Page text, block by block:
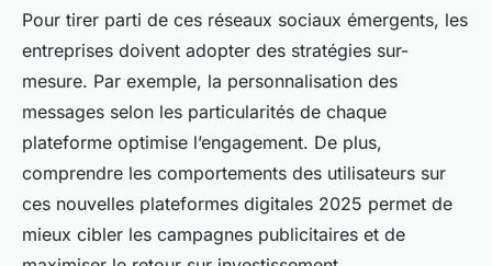
Pour tirer parti de ces réseaux sociaux émergents, les
entreprises doivent adopter des stratégies sur-
mesure. Par exemple, la personnalisation des
messages selon les particularités de chaque
plateforme optimise l’engagement. De plus,
comprendre les comportements des utilisateurs sur
ces nouvelles plateformes digitales 2025 permet de
mieux cibler les campagnes publicitaires et de